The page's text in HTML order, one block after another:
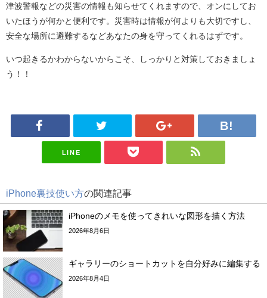
津波警報などの災害の情報も知らせてくれますので、オンにしてお
いたほうが何かと便利です。災害時は情報が何よりも大切ですし、
安全な場所に避難するなどあなたの身を守ってくれるはずです。
いつ起きるかわからないからこそ、しっかりと対策しておきましょ
う！！
LINE
iPhone裏技使い方の関連記事
iPhoneのメモを使ってきれいな図形を描く方法
2026年8月6日
ギャラリーのショートカットを自分好みに編集する
2026年8月4日